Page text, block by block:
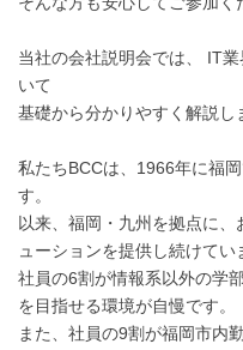
当社の会社説明会では、 IT
いて
基礎から分かりやすく解説し
私たちBCCは、1966年に福
す。
以来、福岡・九州を拠点に
ューションを提供し続けてい
社員の6割が情報系以外の学
を目指せる環境が自慢です。
また、社員の9割が福岡市内